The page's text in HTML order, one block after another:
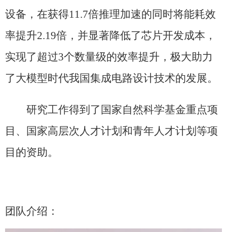
设备，在获得11.7倍推理加速的同时将能耗效
率提升2.19倍，并显著降低了芯片开发成本，
实现了超过3个数量级的效率提升，极大助力
了大模型时代我国集成电路设计技术的发展。
研究工作得到了国家自然科学基金重点项
目、国家高层次人才计划和青年人才计划等项
目的资助。
团队介绍：